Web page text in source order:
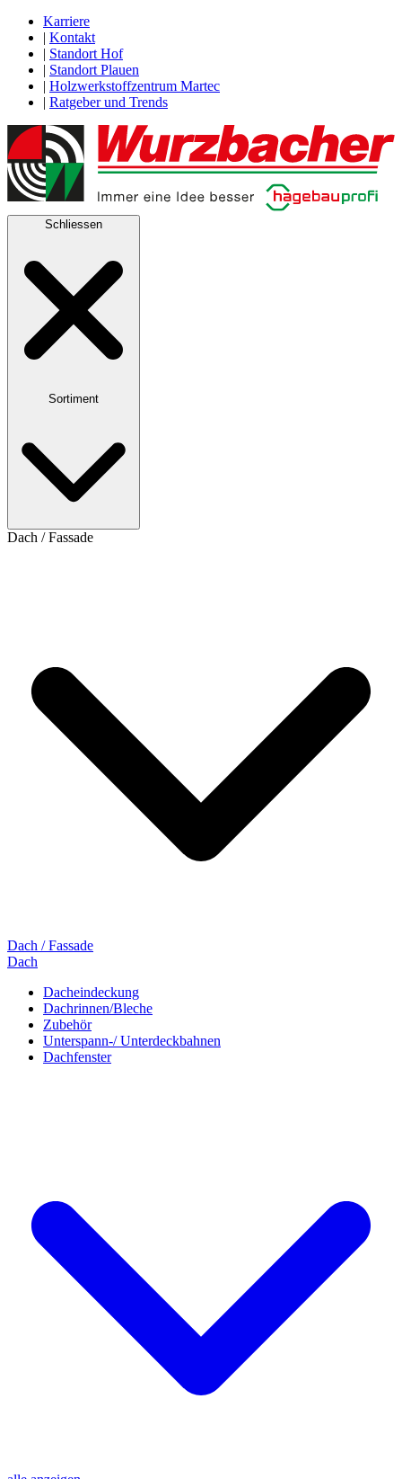
Karriere
| Kontakt
| Standort Hof
| Standort Plauen
| Holzwerkstoffzentrum Martec
| Ratgeber und Trends
Schliessen
Sortiment
Dach / Fassade
Dach / Fassade
Dach
Dacheindeckung
Dachrinnen/Bleche
Zubehör
Unterspann-/ Unterdeckbahnen
Dachfenster